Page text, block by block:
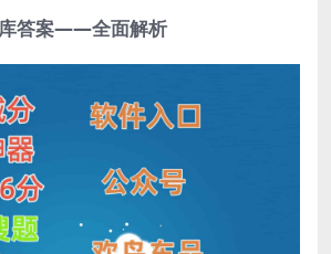
答案——全面解析